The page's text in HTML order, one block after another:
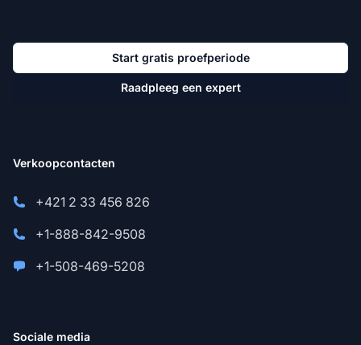
Start gratis proefperiode
Raadpleeg een expert
Verkoopcontacten
+421 2 33 456 826
+1-888-842-9508
+1-508-469-5208
Sociale media